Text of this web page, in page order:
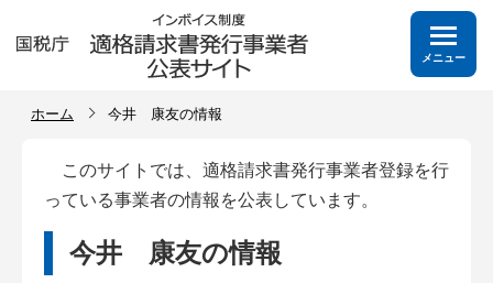
メニュー
ホーム 今井 康友の情報
このサイトでは、適格請求書発行事業者登録を行
っている事業者の情報を公表しています。
今井 康友の情報